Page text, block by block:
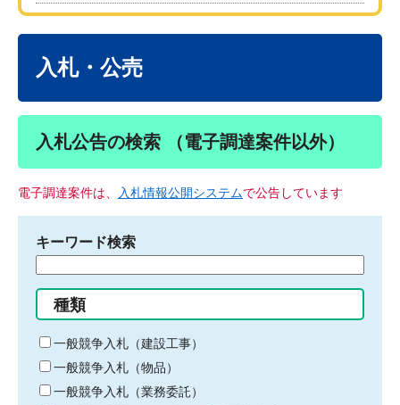
入札・公売
入札公告の検索 （電子調達案件以外）
電子調達案件は、 入札情報公開システムで公告しています
キーワード検索
る
キ
ー
ワ
ー
種類
一般競争入札（建設工事）
一般競争入札（物品）
一般競争入札（業務委託）